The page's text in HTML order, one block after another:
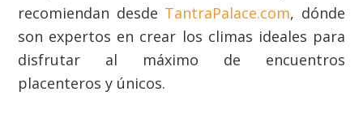
recomiendan desde TantraPalace.com, dónde
son expertos en crear los climas ideales para
disfrutar al máximo de encuentros
placenteros y únicos.